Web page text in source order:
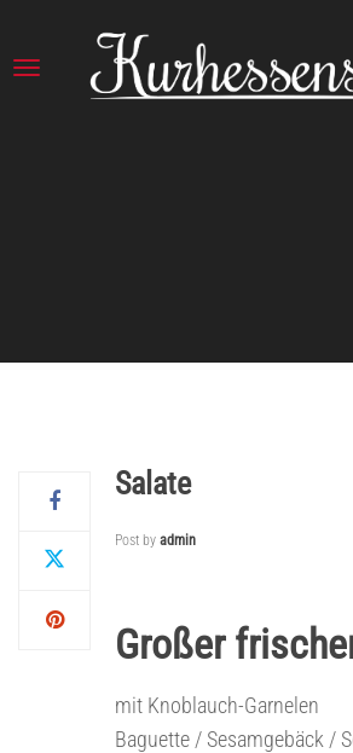
Salate
Post by admin
Großer
mit Knoblauch-Garnelen
Baguette / Sesamgebäck /